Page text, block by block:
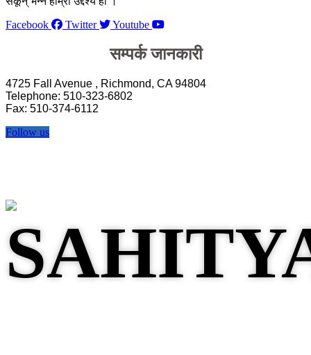
Facebook
Twitter Youtube
सम्पर्क जानकारी
4725 Fall Avenue , Richmond, CA 94804
Telephone: 510-323-6802
Fax: 510-374-6112
Follow us